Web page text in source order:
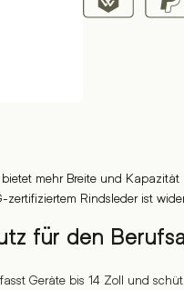
mehr Breite und
zertifiziertem Rindsleder ist
für den
Geräte bis 14 Zoll und